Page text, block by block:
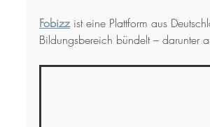
Fobizz ist eine Plattform aus
Bildungsbereich bündelt – darunter